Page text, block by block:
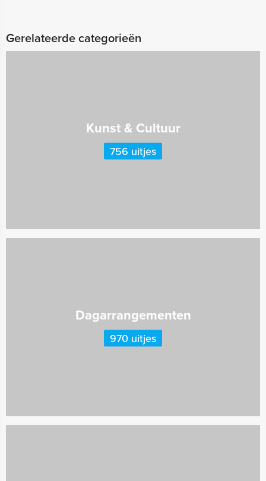
Gerelateerde categorieën
Kunst & Cultuur
756 uitjes
Dagarrangementen
970 uitjes